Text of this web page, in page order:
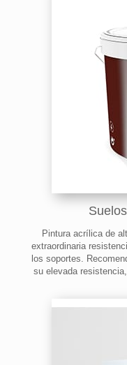
Pintura acrílica de
extraordinaria
los soportes.
su elevada